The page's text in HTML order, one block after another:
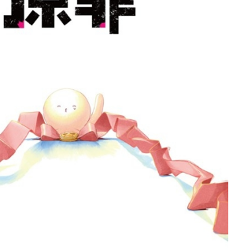
矢良くんたちも巻き込んだ、きのこ
いぬと過ごす毎日は、少しずつほた
い笑える日々を描く、ちょこっと不
思議ほんわかアニメーション。作品
名きのこいぬ放送形態TVアニメスケ
ジュール2024年10月3日（木）～202
4年12月19日（木）AT-X・TOKYOM
Xほか話数全12話キャストきのこい
ぬ：小林大紀ほたる：上村祐翔天野
こまこ：永瀬アンナ矢良いつき：寺